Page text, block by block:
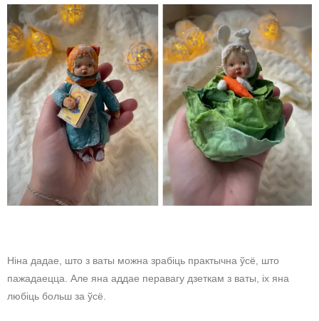
Ніна дадае, што з ваты можна зрабіць практычна ўсё, што
пажадаецца. Але яна аддае перавагу дзеткам з ваты, іх яна
любіць больш за ўсё.